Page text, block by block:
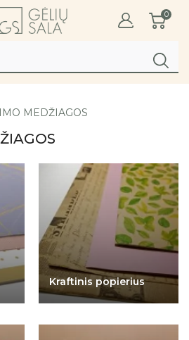
0
MEDŽIAGOS
Kraftinis popierius